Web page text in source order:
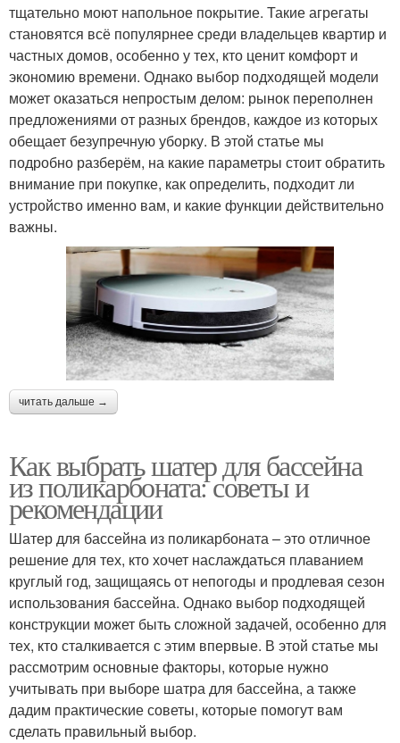
тщательно моют напольное покрытие. Такие агрегаты
становятся всё популярнее среди владельцев квартир и
частных домов, особенно у тех, кто ценит комфорт и
экономию времени. Однако выбор подходящей модели
может оказаться непростым делом: рынок переполнен
предложениями от разных брендов, каждое из которых
обещает безупречную уборку. В этой статье мы
подробно разберём, на какие параметры стоит обратить
внимание при покупке, как определить, подходит ли
устройство именно вам, и какие функции действительно
важны.
читать дальше →
Как выбрать шатер для бассейна
из поликарбоната: советы и
рекомендации
Шатер для бассейна из поликарбоната – это отличное
решение для тех, кто хочет наслаждаться плаванием
круглый год, защищаясь от непогоды и продлевая сезон
использования бассейна. Однако выбор подходящей
конструкции может быть сложной задачей, особенно для
тех, кто сталкивается с этим впервые. В этой статье мы
рассмотрим основные факторы, которые нужно
учитывать при выборе шатра для бассейна, а также
дадим практические советы, которые помогут вам
сделать правильный выбор.